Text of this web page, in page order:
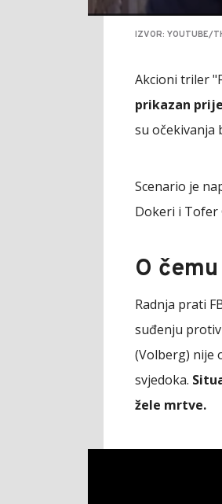
IZVOR: YOUTUBE/
Akcioni triler
prikazan
su očekivanja
Scenario je
Dokeri i Tofer
O
Radnja prati
suđenju
(Volberg) nije
svjedoka.
žele mrtve.